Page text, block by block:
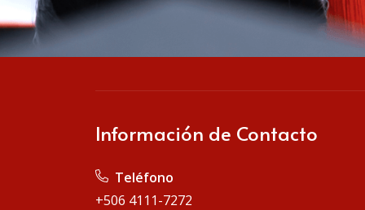
Información de Contacto
Teléfono
+506 4111-7272